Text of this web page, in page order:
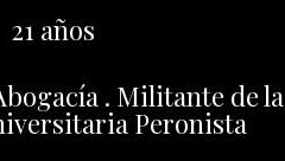
21 años
. Militante de la
Peronista